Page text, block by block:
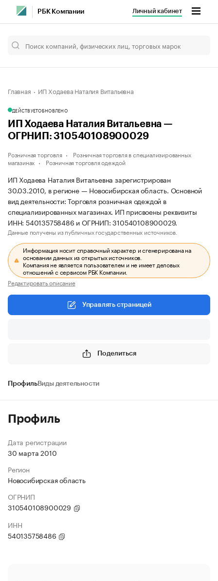
РБК Компании Личный кабинет
Главная ИП Ходаева Наталия Витальевна
ДЕЙСТВУЕТОБНОВЛЕНО
ИП Ходаева Наталия Витальевна —
ОГРНИП: 310540108900029
Розничная торговля
Розничная торговля в специализированных
магазинах
Розничная торговля одеждой
ИП Ходаева Наталия Витальевна зарегистрирован
30.03.2010, в регионе — Новосибирская область. Основной
вид деятельности: Торговля розничная одеждой в
специализированных магазинах. ИП присвоены реквизиты
ИНН: 540135758486 и ОГРНИП: 310540108900029.
Данные получены из публичных государственных источников.
Информация носит справочный характер и сгенерирована на
основании данных из открытых источников.
Компания не является пользователем и не имеет деловых
отношений с сервисом РБК Компании.
Редактировать описание
Управлять страницей
Поделиться
ПрофильВиды деятельности
Профиль
Дата регистрации
30 марта 2010
Регион
Новосибирская область
ОГРНИП
310540108900029
ИНН
540135758486